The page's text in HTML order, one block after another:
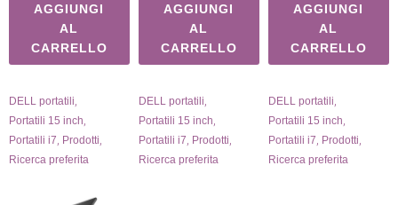
AGGIUNGI
AL
CARRELLO
DELL portatili
Portatili 15 inch
Portatili i7 Prodotti
Ricerca preferita
AGGIUNGI
AL
CARRELLO
DELL portatili
Portatili 15 inch
Portatili i7 Prodotti
Ricerca preferita
AGGIUNGI
AL
CARRELLO
DELL portatili
Portatili 15 inch
Portatili i7 Prodotti
Ricerca preferita